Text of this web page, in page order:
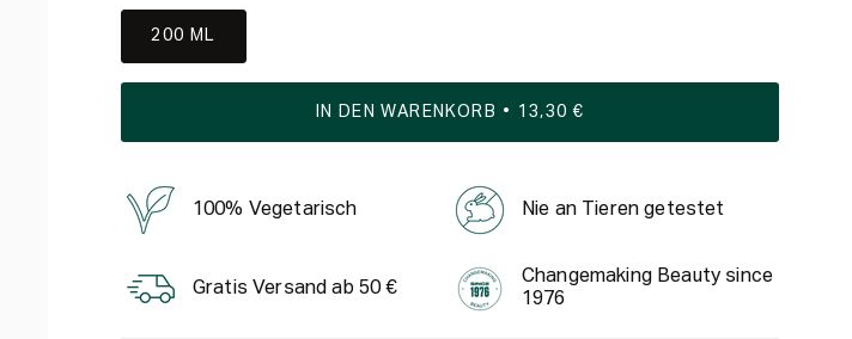
200 ML
IN DEN WARENKORB 13,30 €
100% Vegetarisch Nie an Tieren getestet
Gratis Versand ab 50 €
Changemaking Beauty since
1976